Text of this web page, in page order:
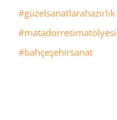
#güzelsanatlarahazırlık
#matadorresimatölyesi
#bahçeşehirsanat